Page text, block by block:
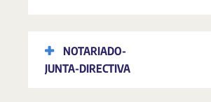
NOTARIADO-
JUNTA-DIRECTIVA